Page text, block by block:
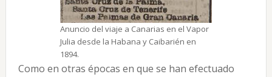
Anuncio del viaje a Canarias en el Vapor
Julia desde la Habana y Caibarién en
1894.
Como en otras épocas en que se han efectuado